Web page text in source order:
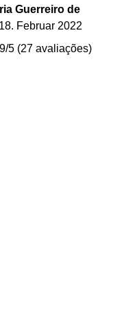
Guerreiro de
Februar 2022
5 (27 avaliações)